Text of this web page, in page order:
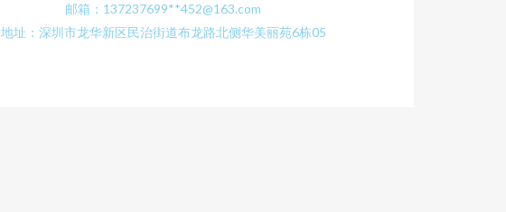
邮箱：137237699**452@163.com
地址：深圳市龙华新区民治街道布龙路北侧华美丽苑6栋05